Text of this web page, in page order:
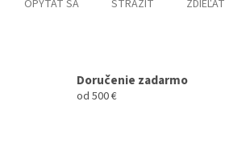
OPÝTAŤ SA STRÁŽIŤ ZDIEĽAŤ
Doručenie zadarmo
od 500 €